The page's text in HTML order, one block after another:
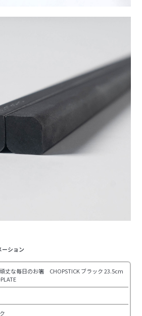
ーション
丈な毎日のお箸 CHOPSTICK ブラック 23.5cm